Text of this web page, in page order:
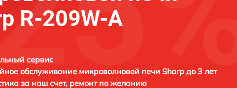
R-209W-A
сервис
обслуживание микроволновой печи Sharp до 3 лет
за наш счет, ремонт по желанию